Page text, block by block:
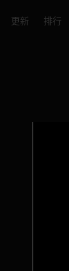
更新 排行